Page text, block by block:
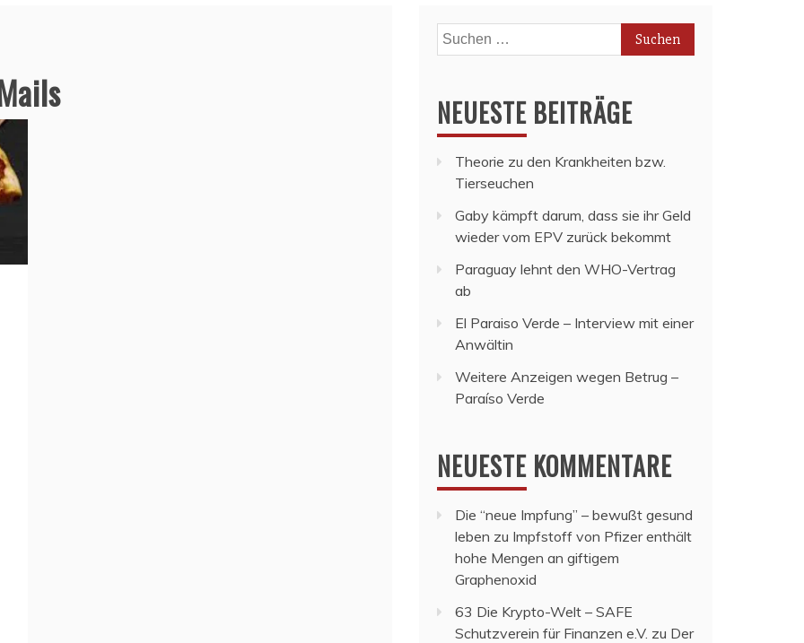
Suchen
nach:
NEUESTE BEITRÄGE
Theorie zu den Krankheiten bzw.
Tierseuchen
Gaby kämpft darum, dass sie ihr Geld
wieder vom EPV zurück bekommt
Paraguay lehnt den WHO-Vertrag
ab
El Paraiso Verde – Interview mit einer
Anwältin
Weitere Anzeigen wegen Betrug –
Paraíso Verde
NEUESTE KOMMENTARE
Die “neue Impfung” – bewußt gesund
leben zu Impfstoff von Pfizer enthält
hohe Mengen an giftigem
Graphenoxid
63 Die Krypto-Welt – SAFE
Schutzverein für Finanzen e.V. zu Der